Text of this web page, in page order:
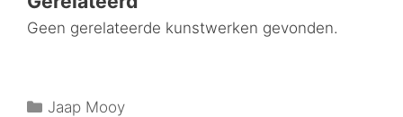
Geen gerelateerde kunstwerken gevonden.
Jaap Mooy